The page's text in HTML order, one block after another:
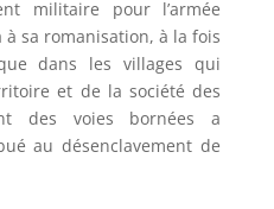
militaire pour l’armée
sa romanisation, à la fois
dans les villages qui
et de la société des
des voies bornées a
au désenclavement de